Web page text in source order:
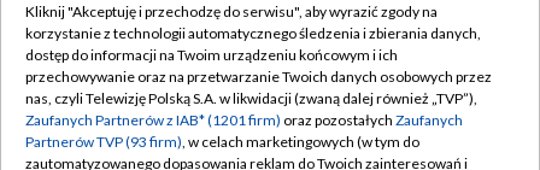
TVP
Abonament TVP
Emisja w TVP
Centrum informacji TVP
Regulamin TVP
Polityka prywatności
Moje zgody
Kliknij "Akceptuję i przechodzę do serwisu", aby wyrazić zgody na
korzystanie z technologii automatycznego śledzenia i zbierania danych,
dostęp do informacji na Twoim urządzeniu końcowym i ich
przechowywanie oraz na przetwarzanie Twoich danych osobowych przez
nas, czyli Telewizję Polską S.A. w likwidacji (zwaną dalej również „TVP”),
Zaufanych Partnerów z IAB* (1201 firm) oraz pozostałych Zaufanych
Partnerów TVP (93 firm), w celach marketingowych (w tym do
zautomatyzowanego dopasowania reklam do Twoich zainteresowań i